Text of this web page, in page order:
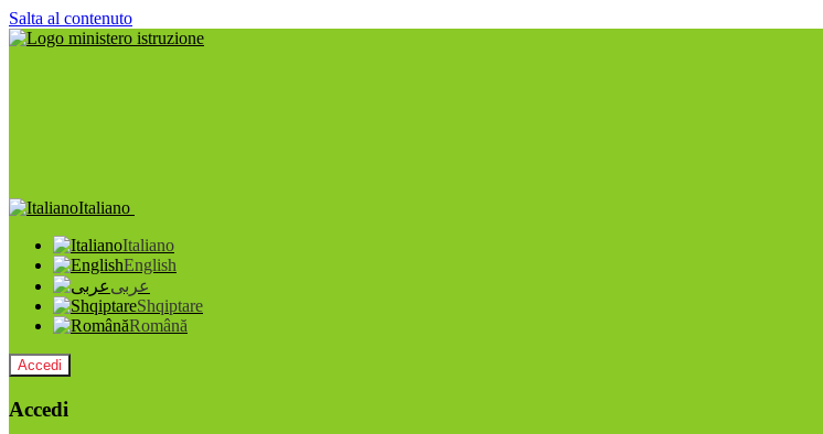
Salta al contenuto
Italiano
Italiano
English
عربى
Shqiptare
Română
Accedi
Accedi